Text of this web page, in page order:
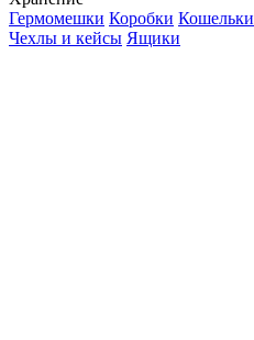
Гермомешки Коробки Кошельки
Чехлы и кейсы Ящики